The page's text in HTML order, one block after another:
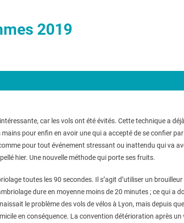
2019
car les vols ont été évités. Cette technique a
pour enfin en avoir une qui a accepté de se confier
pour tout événement stressant ou inattendu qui va
hier. Une nouvelle méthode qui porte ses fruits.
toutes les 90 secondes. Il s’agit d’utiliser un
dure en moyenne moins de 20 minutes ; ce qui a
le problème des vols de vélos à Lyon, mais depuis
en conséquence. La convention détérioration après